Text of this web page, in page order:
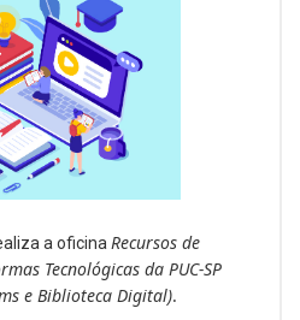
a oficina Recursos de
Tecnológicas da PUC-SP
e Biblioteca Digital).